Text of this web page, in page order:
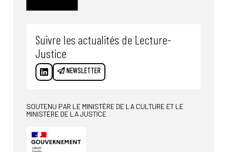
Suivre les actualités de Lecture-
Justice
NEWSLETTER
SOUTENU PAR LE MINISTÈRE DE LA CULTURE ET LE
MINISTÈRE DE LA JUSTICE